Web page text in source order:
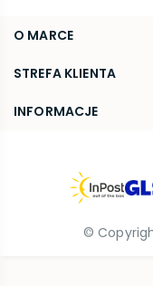
O MARCE
O nas
Blog
STREFA KLIENTA
FAQ
Reklamacje i zwroty
INFORMACJE
Polityka prywatności
©